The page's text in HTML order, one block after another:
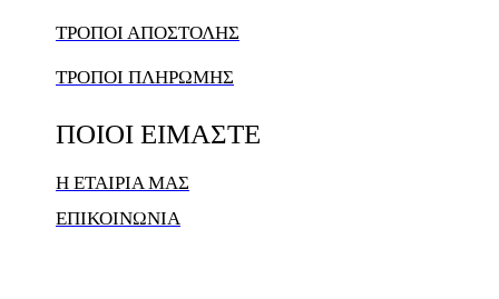
ΤΡΟΠΟΙ ΑΠΟΣΤΟΛΗΣ
ΤΡΟΠΟΙ ΠΛΗΡΩΜΗΣ
ΠΟΙΟΙ ΕΙΜΑΣΤΕ
Η ΕΤΑΙΡΙΑ ΜΑΣ
ΕΠΙΚΟΙΝΩΝΙΑ